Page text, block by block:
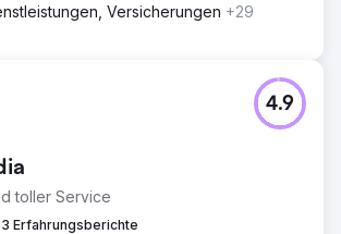
Versicherungen +29
toller Service
Erfahrungsberichte
4.9